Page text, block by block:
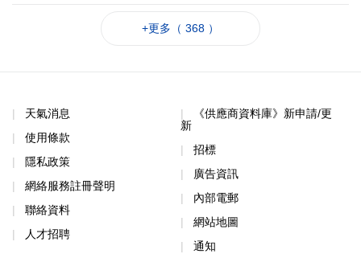
+更多（ 368 ）
天氣消息
使用條款
隱私政策
網絡服務註冊聲明
聯絡資料
人才招聘
《供應商資料庫》新申請/更
新
招標
廣告資訊
內部電郵
網站地圖
通知